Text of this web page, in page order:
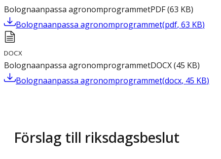
Bolognaanpassa agronomprogrammetPDF(63 KB)
Bolognaanpassa agronomprogrammet(pdf, 63 KB)
DOCX
Bolognaanpassa agronomprogrammetDOCX(45 KB)
Bolognaanpassa agronomprogrammet(docx, 45 KB)
Förslag till riksdagsbeslut